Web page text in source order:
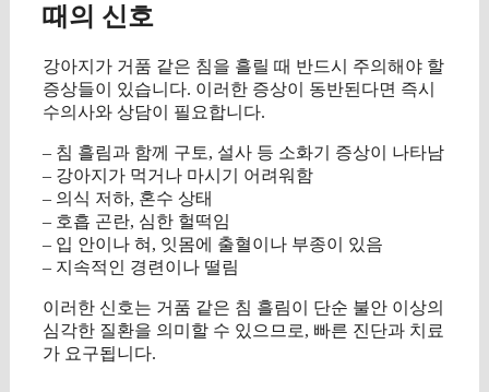
때의 신호
강아지가 거품 같은 침을 흘릴 때 반드시 주의해야 할
증상들이 있습니다. 이러한 증상이 동반된다면 즉시
수의사와 상담이 필요합니다.
– 침 흘림과 함께 구토, 설사 등 소화기 증상이 나타남
– 강아지가 먹거나 마시기 어려워함
– 의식 저하, 혼수 상태
– 호흡 곤란, 심한 헐떡임
– 입 안이나 혀, 잇몸에 출혈이나 부종이 있음
– 지속적인 경련이나 떨림
이러한 신호는 거품 같은 침 흘림이 단순 불안 이상의
심각한 질환을 의미할 수 있으므로, 빠른 진단과 치료
가 요구됩니다.